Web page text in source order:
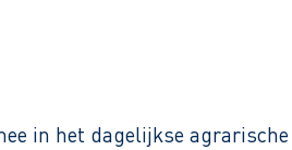
in het dagelijkse